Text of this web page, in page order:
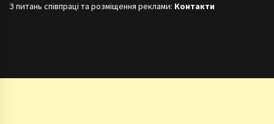
З питань співпраці та розміщення реклами: Контакти